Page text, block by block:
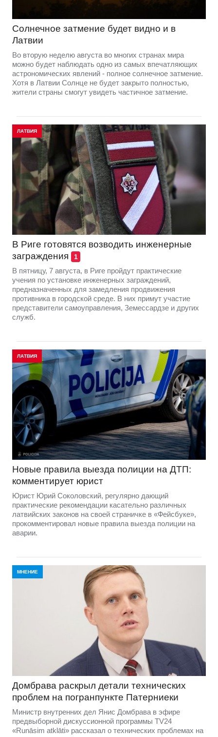
Солнечное затмение будет видно и в
Латвии
Во вторую неделю августа во многих странах мира
можно будет наблюдать одно из самых впечатляющих
астрономических явлений - полное солнечное затмение.
Хотя в Латвии Солнце не будет закрыто полностью,
жители страны смогут увидеть частичное затмение.
ЛАТВИЯ
В Риге готовятся возводить инженерные
заграждения
1
В пятницу, 7 августа, в Риге пройдут практические
учения по установке инженерных заграждений,
предназначенных для замедления продвижения
противника в городской среде. В них примут участие
представители самоуправления, Земессардзе и других
служб.
ЛАТВИЯ
Новые правила выезда полиции на ДТП:
комментирует юрист
Юрист Юрий Соколовский, регулярно дающий
практические рекомендации касательно различных
латвийских законов на своей страничке в «Фейсбуке»,
прокомментировал новые правила выезда полиции на
аварии.
МНЕНИЕ
Домбравa раскрыл детали технических
проблем на погранпункте Патерниеки
Министр внутренних дел Янис Домбрава в эфире
предвыборной дискуссионной программы TV24
«Runāsim atklāti» рассказал о технических проблемах на